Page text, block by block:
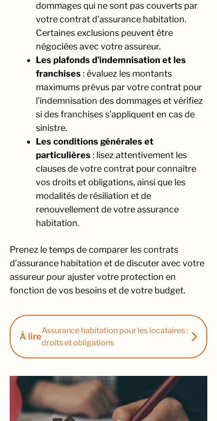
dommages qui ne sont pas couverts par
votre contrat d’assurance habitation.
Certaines exclusions peuvent être
négociées avec votre assureur.
Les plafonds d’indemnisation et les
franchises : évaluez les montants
maximums prévus par votre contrat pour
l’indemnisation des dommages et vérifiez
si des franchises s’appliquent en cas de
sinistre.
Les conditions générales et
particulières : lisez attentivement les
clauses de votre contrat pour connaître
vos droits et obligations, ainsi que les
modalités de résiliation et de
renouvellement de votre assurance
habitation.
Prenez le temps de comparer les contrats
d’assurance habitation et de discuter avec votre
assureur pour ajuster votre protection en
fonction de vos besoins et de votre budget.
À lire
Assurance habitation pour les locataires :
droits et obligations